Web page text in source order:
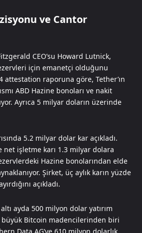
ve Cantor
CEO’su Howard Lutnick,
için emanetçi olduğunu
attestation raporuna göre, Tether’ın
ABD Hazine bonoları ve nakit
Ayrıca 5 milyar doların üzerinde
5.2 milyar dolar kar açıkladı.
net işletme karı 1.3 milyar dolara
Hazine bonolarından elde
Şirket, üç aylık karın yüzde
açıkladı.
altı ayda 500 milyon dolar yatırım
büyük Bitcoin madencilerinden biri